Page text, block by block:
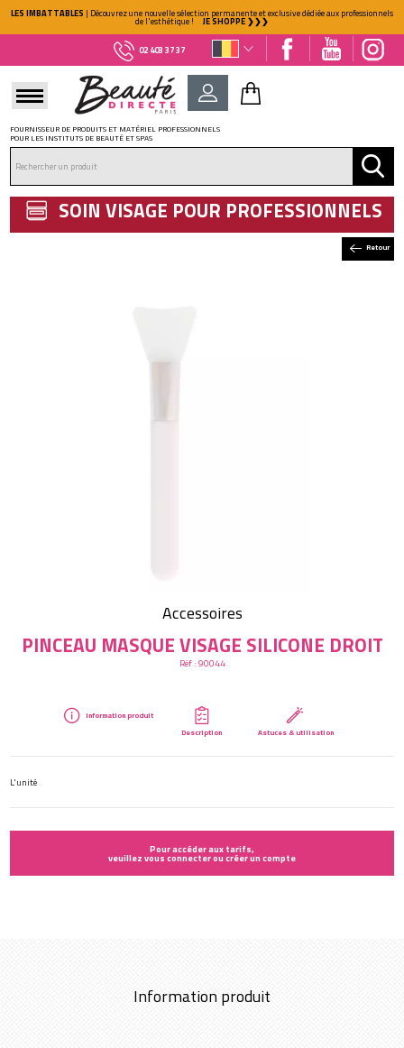
LES IMBATTABLES | Découvrez une nouvelle sélection permanente et exclusive dédiée aux professionnels
de l'esthétique ! JE SHOPPE ❯❯❯
02 403 37 37
FOURNISSEUR DE PRODUITS ET MATÉRIEL PROFESSIONNELS
POUR LES INSTITUTS DE BEAUTÉ ET SPAS
Retour
SOIN VISAGE POUR PROFESSIONNELS
Accessoires
PINCEAU MASQUE VISAGE SILICONE DROIT
Réf :90044
Information produit
Description
Astuces & utilisation
L'unité
Pour accéder aux tarifs,
veuillez vous connecter ou créer un compte
Information produit